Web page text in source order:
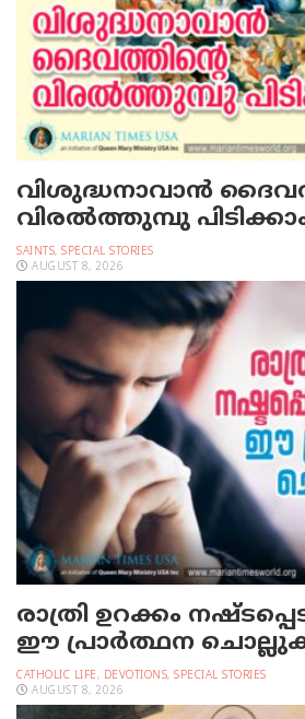
വിശുദ്ധനാവാന്‍
വിരല്‍ത്തുമ്പു
SAINTS, SPECIAL STORIES
AUGUST 8, 2026
രാത്രി ഉറക്കം
ഈ പ്രാര്‍ത്ഥന
CATHOLIC LIFE, DEVOTIONS, SPECIAL STORIES
AUGUST 8, 2026